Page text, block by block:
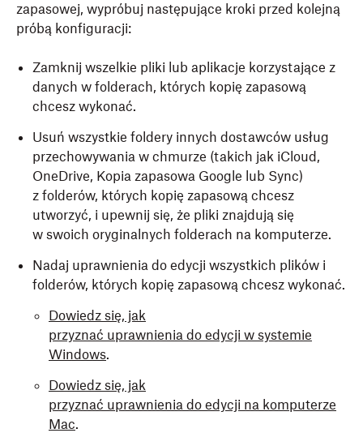
zapasowej, wypróbuj następujące kroki przed kolejną
próbą konfiguracji:
Zamknij wszelkie pliki lub aplikacje korzystające z
danych w folderach, których kopię zapasową
chcesz wykonać.
Usuń wszystkie foldery innych dostawców usług
przechowywania w chmurze (takich jak iCloud,
OneDrive, Kopia zapasowa Google lub Sync)
z folderów, których kopię zapasową chcesz
utworzyć, i upewnij się, że pliki znajdują się
w swoich oryginalnych folderach na komputerze.
Nadaj uprawnienia do edycji wszystkich plików i
folderów, których kopię zapasową chcesz wykonać.
Dowiedz się, jak
przyznać uprawnienia do edycji w systemie
Windows.
Dowiedz się, jak
przyznać uprawnienia do edycji na komputerze
Mac.